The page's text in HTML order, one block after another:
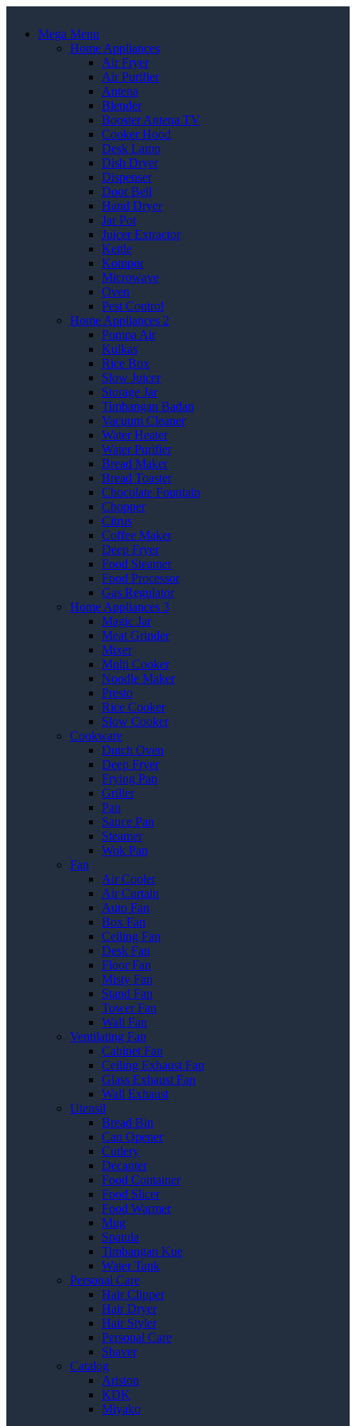
Mega Menu
Home Appliances
Air Fryer
Air Purifier
Antena
Blender
Booster Antena TV
Cooker Hood
Desk Lamp
Dish Dryer
Dispenser
Door Bell
Hand Dryer
Jar Pot
Juicer Extractor
Kettle
Kompor
Microwave
Oven
Pest Control
Home Appliances 2
Pompa Air
Kulkas
Rice Box
Slow Juicer
Storage Jar
Timbangan Badan
Vacuum Cleaner
Water Heater
Water Purifier
Bread Maker
Bread Toaster
Chocolate Fountain
Chopper
Citrus
Coffee Maker
Deep Fryer
Food Steamer
Food Processor
Gas Regulator
Home Appliances 3
Magic Jar
Meat Grinder
Mixer
Multi Cooker
Noodle Maker
Presto
Rice Cooker
Slow Cooker
Cookware
Dutch Oven
Deep Fryer
Frying Pan
Griller
Pan
Sauce Pan
Steamer
Wok Pan
Fan
Air Cooler
Air Curtain
Auto Fan
Box Fan
Ceiling Fan
Desk Fan
Floor Fan
Misty Fan
Stand Fan
Tower Fan
Wall Fan
Ventilating Fan
Cabinet Fan
Ceiling Exhaust Fan
Glass Exhaust Fan
Wall Exhaust
Utensil
Bread Bin
Can Opener
Cutlery
Decanter
Food Container
Food Slicer
Food Warmer
Mug
Spatula
Timbangan Kue
Water Tank
Personal Care
Hair Clipper
Hair Dryer
Hair Styler
Personal Care
Shaver
Catalog
Ariston
KDK
Miyako